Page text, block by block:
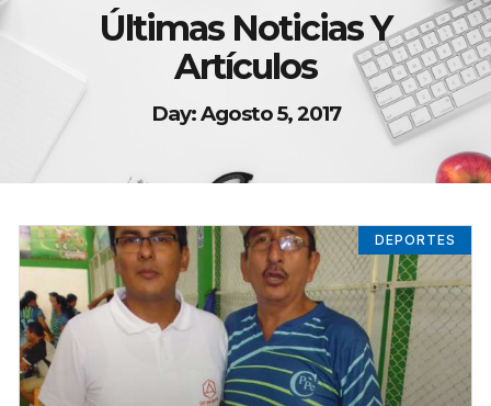
Últimas Noticias Y
Artículos
Day: Agosto 5, 2017
DEPORTES